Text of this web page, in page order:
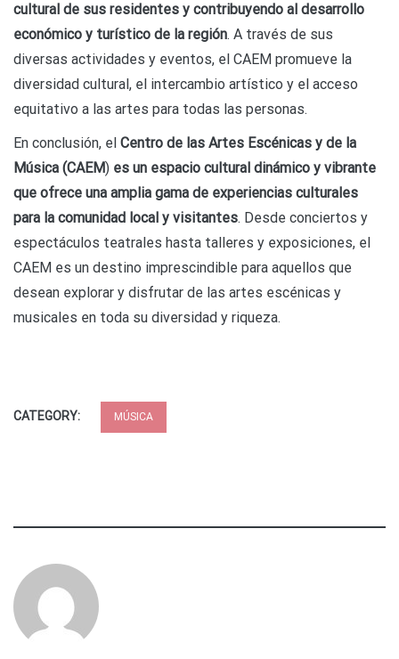
cultural de sus residentes y contribuyendo al desarrollo
económico y turístico de la región. A través de sus
diversas actividades y eventos, el CAEM promueve la
diversidad cultural, el intercambio artístico y el acceso
equitativo a las artes para todas las personas.
En conclusión, el Centro de las Artes Escénicas y de la
Música (CAEM) es un espacio cultural dinámico y vibrante
que ofrece una amplia gama de experiencias culturales
para la comunidad local y visitantes. Desde conciertos y
espectáculos teatrales hasta talleres y exposiciones, el
CAEM es un destino imprescindible para aquellos que
desean explorar y disfrutar de las artes escénicas y
musicales en toda su diversidad y riqueza.
CATEGORY: MÚSICA